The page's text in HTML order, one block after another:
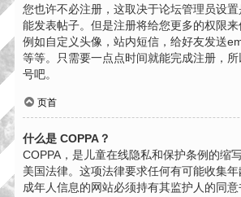
您也许不必注册，这取决于论坛管理员设
能发表帖子。但是注册将给您更多的权限
例如自定义头像，站内短信，给好友发送
等等。只需要一点点时间就能完成注册，
号吧。
页首
什么是 COPPA？
COPPA，是儿童在线隐私和保护条例的缩
美国法律。这项法律要求任何有可能收集
成年人信息的网站必须持有其监护人的同